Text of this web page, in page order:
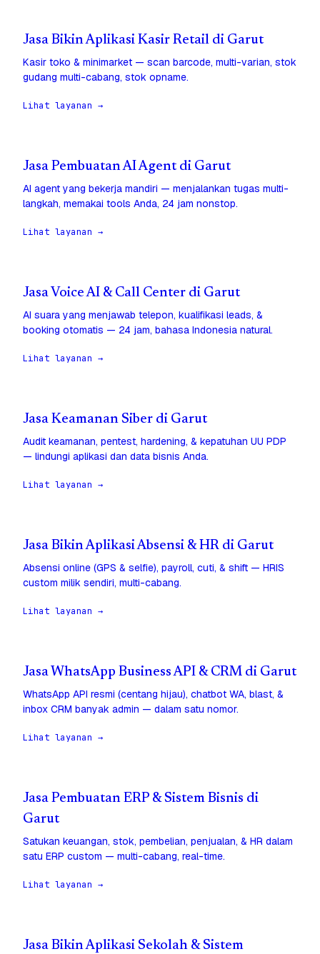
Jasa Bikin Aplikasi Kasir Retail di Garut
Kasir toko & minimarket — scan barcode, multi-varian, stok
gudang multi-cabang, stok opname.
Lihat layanan →
Jasa Pembuatan AI Agent di Garut
AI agent yang bekerja mandiri — menjalankan tugas multi-
langkah, memakai tools Anda, 24 jam nonstop.
Lihat layanan →
Jasa Voice AI & Call Center di Garut
AI suara yang menjawab telepon, kualifikasi leads, &
booking otomatis — 24 jam, bahasa Indonesia natural.
Lihat layanan →
Jasa Keamanan Siber di Garut
Audit keamanan, pentest, hardening, & kepatuhan UU PDP
— lindungi aplikasi dan data bisnis Anda.
Lihat layanan →
Jasa Bikin Aplikasi Absensi & HR di Garut
Absensi online (GPS & selfie), payroll, cuti, & shift — HRIS
custom milik sendiri, multi-cabang.
Lihat layanan →
Jasa WhatsApp Business API & CRM di Garut
WhatsApp API resmi (centang hijau), chatbot WA, blast, &
inbox CRM banyak admin — dalam satu nomor.
Lihat layanan →
Jasa Pembuatan ERP & Sistem Bisnis di
Garut
Satukan keuangan, stok, pembelian, penjualan, & HR dalam
satu ERP custom — multi-cabang, real-time.
Lihat layanan →
Jasa Bikin Aplikasi Sekolah & Sistem